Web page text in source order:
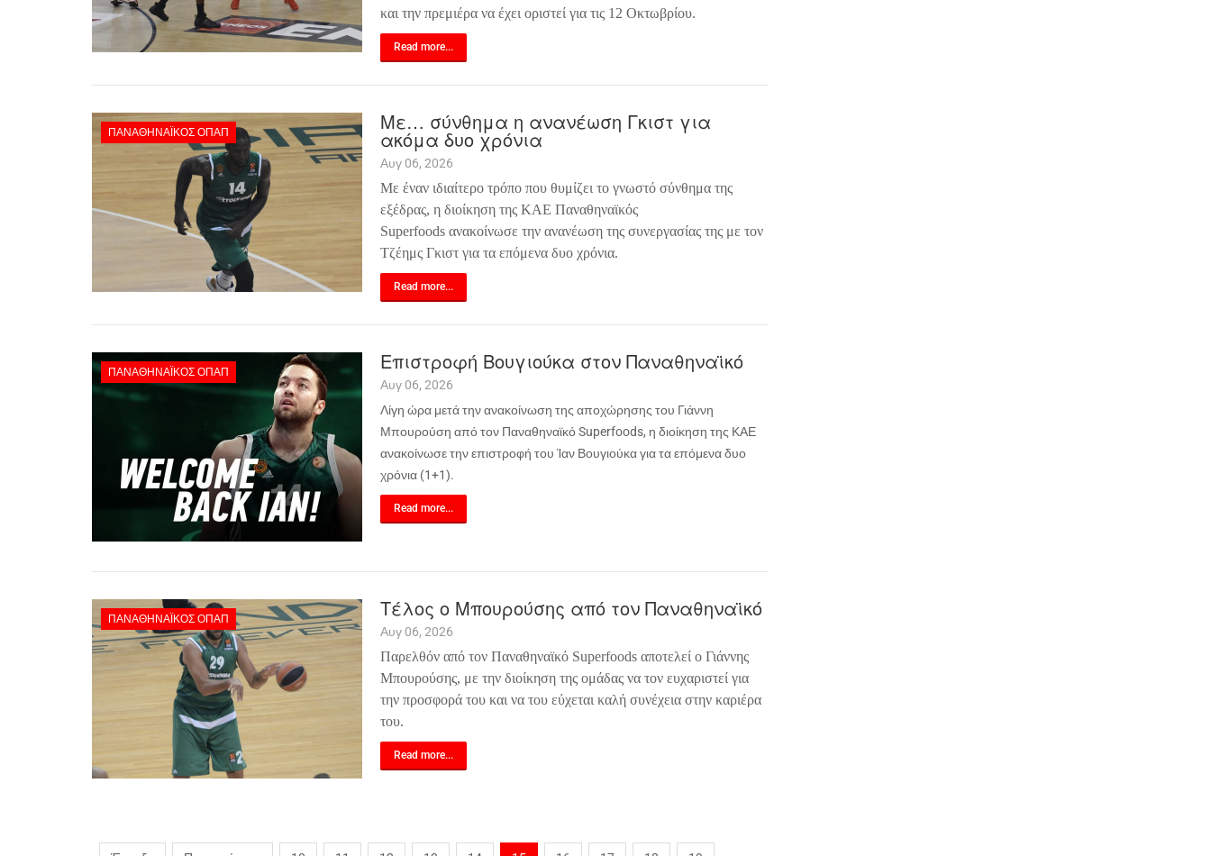
και την πρεμιέρα να έχει οριστεί για τις 12 Οκτωβρίου.
Read more...
ΠΑΝΑΘΗΝΑΪΚΌΣ ΟΠΑΠ Με… σύνθημα η ανανέωση Γκιστ για
ακόμα δυο χρόνια
Αυγ 06, 2026
Με έναν ιδιαίτερο τρόπο που θυμίζει το γνωστό σύνθημα της
εξέδρας, η διοίκηση της ΚΑΕ Παναθηναϊκός
Superfoods ανακοίνωσε την ανανέωση της συνεργασίας της με τον
Τζέημς Γκιστ για τα επόμενα δυο χρόνια.
Read more...
ΠΑΝΑΘΗΝΑΪΚΌΣ ΟΠΑΠ Επιστροφή Βουγιούκα στον Παναθηναϊκό
Αυγ 06, 2026
Λίγη ώρα μετά την ανακοίνωση της αποχώρησης του Γιάννη
Μπουρούση από τον ΠαναθηναϊκόSuperfoods, η διοίκηση της ΚΑΕ
ανακοίνωσε την επιστροφή του Ίαν Βουγιούκα για τα επόμενα δυο
χρόνια (1+1).
Read more...
ΠΑΝΑΘΗΝΑΪΚΌΣ ΟΠΑΠ Τέλος ο Μπουρούσης από τον Παναθηναϊκό
Αυγ 06, 2026
Παρελθόν από τον Παναθηναϊκό Superfoods αποτελεί ο Γιάννης
Μπουρούσης, με την διοίκηση της ομάδας να τον ευχαριστεί για
την προσφορά του και να του εύχεται καλή συνέχεια στην καριέρα
του.
Read more...